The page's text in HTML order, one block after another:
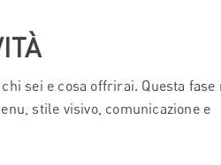
sei e cosa offrirai. Questa fase
stile visivo, comunicazione e